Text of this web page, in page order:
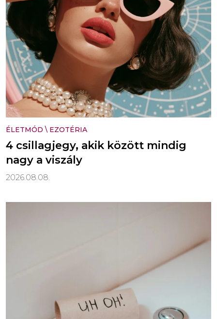
ÉLETMÓD \ EZOTÉRIA
4 csillagjegy, akik között mindig
nagy a viszály
2026.08.08.